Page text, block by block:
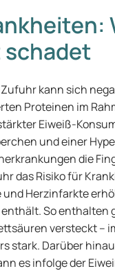
schadet
kann sich
Proteinen im
Eiweiß-
und einer
die
das Risiko für
Herzinfarkte
So
versteckt –
stark. Darüber
es infolge der